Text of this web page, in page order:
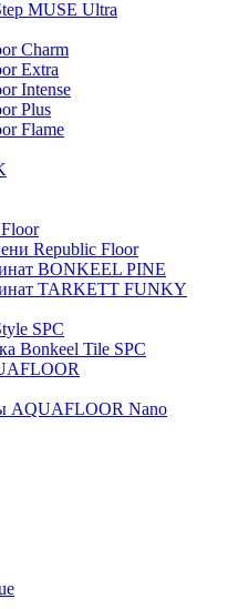
MUSE Ultra
Charm
Extra
Intense
Plus
Flame
Republic Floor
BONKEEL PINE
TARKETT FUNKY
SPC
Bonkeel Tile SPC
AQUAFLOOR Nano